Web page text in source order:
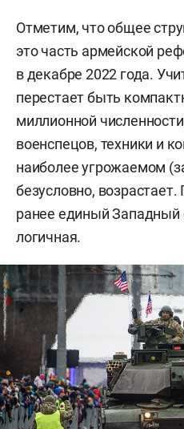
Отметим, что общее
это часть армейской
в декабре 2022 года.
перестает быть
миллионной
военспецов, техники и
наиболее угрожаемом
безусловно,
ранее единый Западный
логичная.